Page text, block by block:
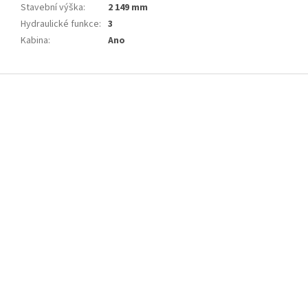
Stavební výška:
2 149 mm
Hydraulické funkce: 3
Kabina: Ano